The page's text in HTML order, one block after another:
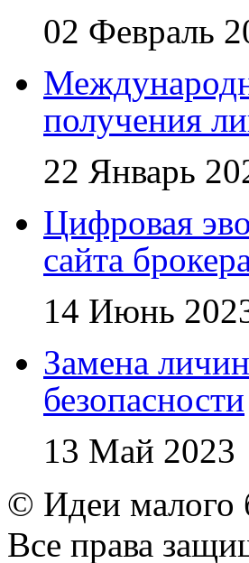
02 Февраль
получения
22 Январь
Цифровая
сайта
14 Июнь
Замена
безопасности
13 Май 2023
© Идеи малого
Все права